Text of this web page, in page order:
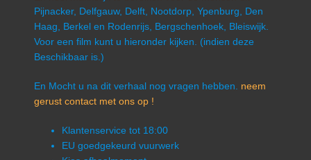
Pijnacker, Delfgauw, Delft, Nootdorp, Ypenburg, Den
Haag, Berkel en Rodenrijs, Bergschenhoek, Bleiswijk.
Voor een film kunt u hieronder kijken. (indien deze
Beschikbaar is.)
En Mocht u na dit verhaal nog vragen hebben. neem
gerust contact met ons op !
Klantenservice tot 18:00
EU goedgekeurd vuurwerk